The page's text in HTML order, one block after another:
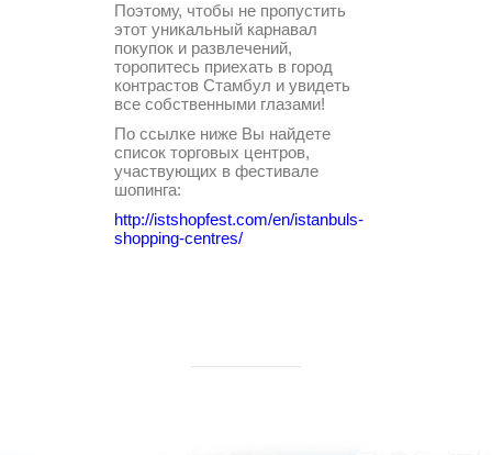
Поэтому, чтобы не пропустить
этот уникальный карнавал
покупок и развлечений,
торопитесь приехать в город
контрастов Стамбул и увидеть
все собственными глазами!
По ссылке ниже Вы найдете
список торговых центров,
участвующих в фестивале
шопинга:
http://istshopfest.com/en/istanbuls-
shopping-centres/